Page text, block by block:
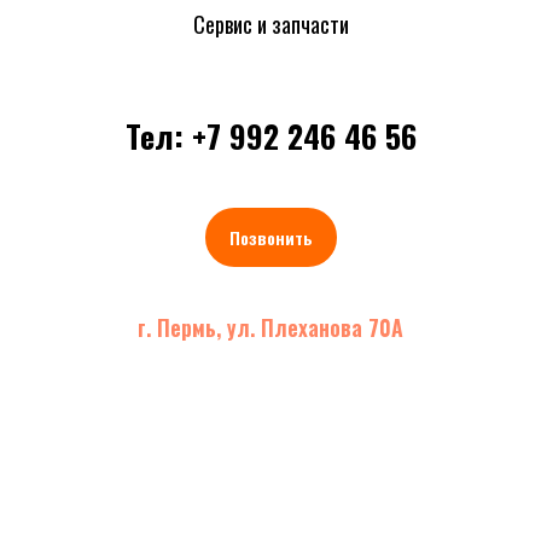
Сервис и запчасти
Тел: +7 992 246 46 56
Позвонить
г. Пермь, ул. Плеханова 70А